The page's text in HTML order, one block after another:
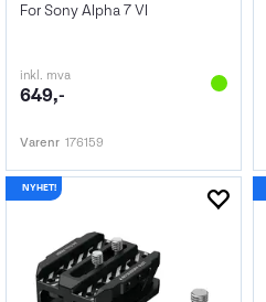
For Sony Alpha 7 VI
inkl. mva
649,-
Varenr 176159